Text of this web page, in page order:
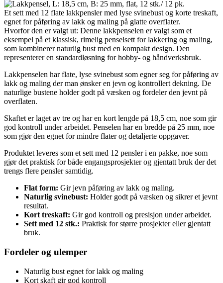
Et sett med 12 flate lakkpensler med lyse svinebust og korte treskaft,
egnet for påføring av lakk og maling på glatte overflater.
Hvorfor den er valgt ut: Denne lakkpenselen er valgt som et
eksempel på et klassisk, rimelig penselsett for lakkering og maling,
som kombinerer naturlig bust med en kompakt design. Den
representerer en standardløsning for hobby- og håndverksbruk.
Lakkpenselen har flate, lyse svinebust som egner seg for påføring av
lakk og maling der man ønsker en jevn og kontrollert dekning. De
naturlige bustene holder godt på væsken og fordeler den jevnt på
overflaten.
Skaftet er laget av tre og har en kort lengde på 18,5 cm, noe som gir
god kontroll under arbeidet. Penselen har en bredde på 25 mm, noe
som gjør den egnet for mindre flater og detaljerte oppgaver.
Produktet leveres som et sett med 12 pensler i en pakke, noe som
gjør det praktisk for både engangsprosjekter og gjentatt bruk der det
trengs flere pensler samtidig.
Flat form: Gir jevn påføring av lakk og maling.
Naturlig svinebust: Holder godt på væsken og sikrer et jevnt
resultat.
Kort treskaft: Gir god kontroll og presisjon under arbeidet.
Sett med 12 stk.: Praktisk for større prosjekter eller gjentatt
bruk.
Fordeler og ulemper
Naturlig bust egnet for lakk og maling
Kort skaft gir god kontroll